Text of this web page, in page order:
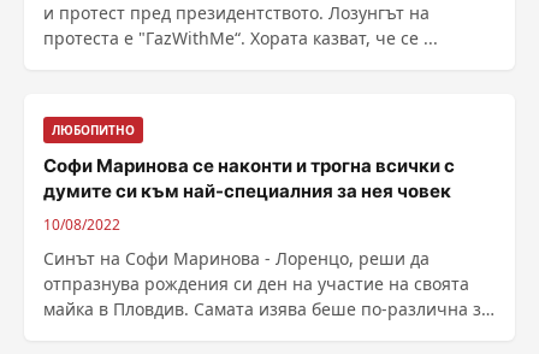
и протест пред президентството. Лозунгът на
протеста е "ГazWithMe“. Хората казват, че се ...
ЛЮБОПИТНО
Софи Маринова се наконти и трогна всички с
думите си към най-специалния за нея човек
10/08/2022
Синът на Софи Маринова - Лоренцо, реши да
отпразнува рождения си ден на участие на своята
майка в Пловдив. Самата изява беше по-различна за